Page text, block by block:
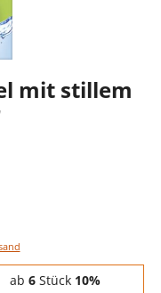
mit stillem
ab 6Stück 10%